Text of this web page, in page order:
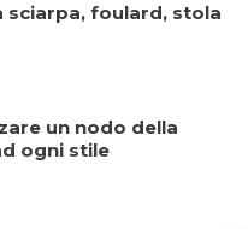
sciarpa, foulard, stola
un nodo della
ogni stile